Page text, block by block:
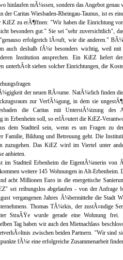
hinlaufen mÃ¼ssen, sondern das Angebot
Caritas Wiesbaden-Rheingau-Taunus, ist es
zu erÃ¶ffnen: "Wir haben die Einrichtung
besonders gut." Sie sei "sehr zuversichtlich",
erfolgreich lÃ¤uft, wie die anderen."
auch deshalb fÃ¼r besonders wichtig, weil
Institution ansprechen. Ein KiEZ liefert
unterhÃ¤lt sieben solcher Einrichtungen, die
der neuen RÃ¤ume. NatÃ¼rlich finden
zur VerfÃ¼gung, in dem sie
die Caritas mit UnterstÃ¼tzung
in Erbenheim soll, so erlÃ¤utert die KiEZ-
dem Stadtteil sein, wenn es um Fragen zu
Familie, Bildung und Betreuung geht. Die
zuzugehen. Das KiEZ wird im Viertel unter
anbieten.
im Stadtteil Erbenheim die EigentÃ¼merin von
weitere 145 Wohnungen in Alt-Erbenheim.
acht Millionen Euro in die energetische
sei reibungslos abgelaufen - von der Anfrage
vergangenen Jahres Ã¼bermittelte die Stadt
Thomas TÃ¼rkis, der zustÃ¤ndige
StraÃŸe wurde gerade eine Wohnung
Tag haben wir auch den Mietnachlass
zwischen beiden Partnern. "Wir sind
fÃ¼r eine erfolgreiche Zusammenarbeit